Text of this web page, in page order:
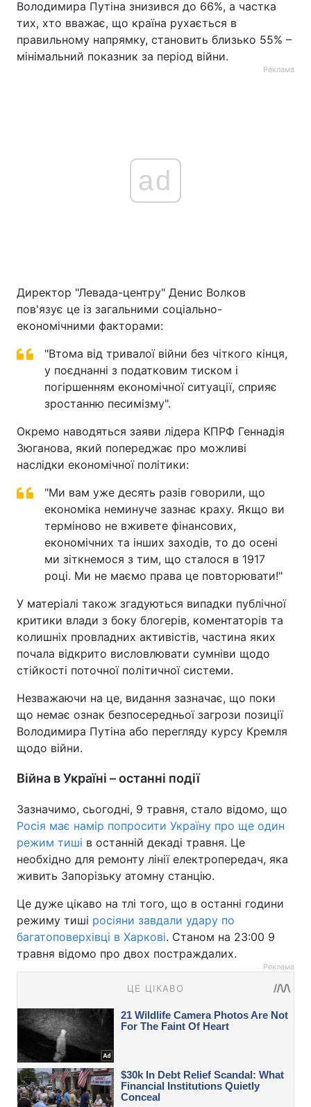
Володимира Путіна знизився до 66%, а частка
тих, хто вважає, що країна рухається в
правильному напрямку, становить близько 55% –
мінімальний показник за період війни.
Реклама
ad
Директор "Левада-центру" Денис Волков
пов'язує це із загальними соціально-
економічними факторами:
"Втома від тривалої війни без чіткого кінця,
у поєднанні з податковим тиском і
погіршенням економічної ситуації, сприяє
зростанню песимізму".
Окремо наводяться заяви лідера КПРФ Геннадія
Зюганова, який попереджає про можливі
наслідки економічної політики:
"Ми вам уже десять разів говорили, що
економіка неминуче зазнає краху. Якщо ви
терміново не вживете фінансових,
економічних та інших заходів, то до осені
ми зіткнемося з тим, що сталося в 1917
році. Ми не маємо права це повторювати!"
У матеріалі також згадуються випадки публічної
критики влади з боку блогерів, коментаторів та
колишніх провладних активістів, частина яких
почала відкрито висловлювати сумніви щодо
стійкості поточної політичної системи.
Незважаючи на це, видання зазначає, що поки
що немає ознак безпосередньої загрози позиції
Володимира Путіна або перегляду курсу Кремля
щодо війни.
Війна в Україні – останні події
Зазначимо, сьогодні, 9 травня, стало відомо, що
Росія має намір попросити Україну про ще один
режим тиші в останній декаді травня. Це
необхідно для ремонту лінії електропередач, яка
живить Запорізьку атомну станцію.
Це дуже цікаво на тлі того, що в останні години
режиму тиші росіяни завдали удару по
багатоповерхівці в Харкові. Станом на 23:00 9
травня відомо про двох постраждалих.
Реклама